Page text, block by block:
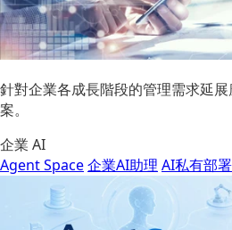
針對企業各成長階段的管理需求延
案。
企業 AI
Agent Space企業AI助理 AI私有部署